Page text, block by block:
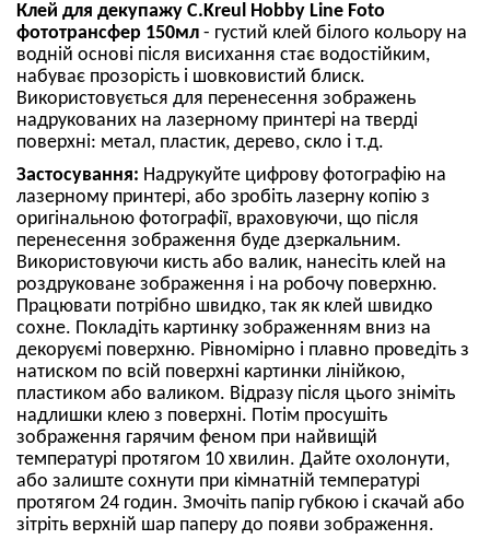
Клей для декупажу C.Kreul Hobby Line Foto
фототрансфер 150мл - густий клей білого кольору на
водній основі після висихання стає водостійким,
набуває прозорість і шовковистий блиск.
Використовується для перенесення зображень
надрукованих на лазерному принтері на тверді
поверхні: метал, пластик, дерево, скло і т.д.
Застосування: Надрукуйте цифрову фотографію на
лазерному принтері, або зробіть лазерну копію з
оригінальною фотографії, враховуючи, що після
перенесення зображення буде дзеркальним.
Використовуючи кисть або валик, нанесіть клей на
роздруковане зображення і на робочу поверхню.
Працювати потрібно швидко, так як клей швидко
сохне. Покладіть картинку зображенням вниз на
декоруємі поверхню. Рівномірно і плавно проведіть з
натиском по всій поверхні картинки лінійкою,
пластиком або валиком. Відразу після цього зніміть
надлишки клею з поверхні. Потім просушіть
зображення гарячим феном при найвищій
температурі протягом 10 хвилин. Дайте охолонути,
або залиште сохнути при кімнатній температурі
протягом 24 годин. Змочіть папір губкою і скачай або
зітріть верхній шар паперу до появи зображення.